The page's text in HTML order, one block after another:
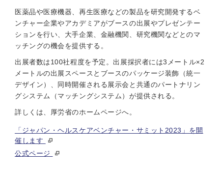
医薬品や医療機器、再生医療などの製品を研究開発するベ
ンチャー企業やアカデミアがブースの出展やプレゼンテー
ションを行い、大手企業、金融機関、研究機関などとのマ
ッチングの機会を提供する。
出展者数は100社程度を予定。出展採択者には3メートル×2
メートルの出展スペースとブースのパッケージ装飾（統一
デザイン）、同時開催される展示会と共通のパートナリン
グシステム（マッチングシステム）が提供される。
詳しくは、厚労省のホームページへ。
「ジャパン・ヘルスケアベンチャー・サミット2023」を開
催します
公式ページ